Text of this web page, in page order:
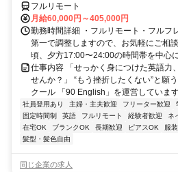
フルリモート
月給60,000円～405,000円
勤務時間詳細 ・フルリモート・フル
第一で調整しますので、お気軽にご相
頃、夕方17:00〜24:00の時間帯を中心
仕事内容 「せっかく身につけた英語力
せんか？」 “もう挫折したくない”と願
クール 「90 English」を運営していま
社員登用あり 主婦・主夫歓迎 フリーター歓迎
固定時間制
英語 フルリモート 経験者歓迎 ネ
在宅OK
ブランクOK 長期歓迎 ピアスOK 服
髪型・髪色自由
同じ企業の求人